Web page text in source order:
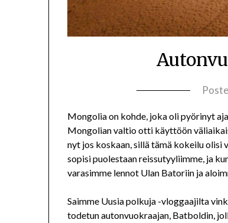
Mongolia on kohde, joka oli pyörinyt
Mongolian valtio otti käyttöön
nyt jos koskaan, sillä tämä kokeilu olisi
sopisi puolestaan reissutyyliimme, ja
varasimme lennot Ulan Batoriin ja
Saimme Uusia polkuja -vloggaajilta
todetun autonvuokraajan, Batboldin,